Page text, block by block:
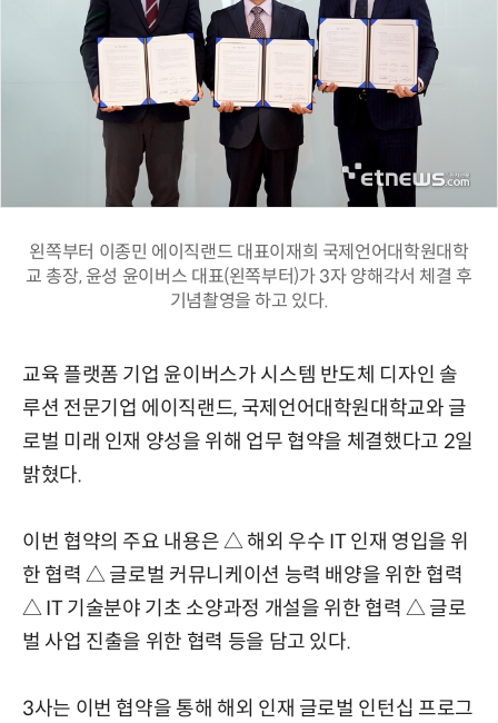
왼쪽부터 이종민 에이직랜드 대표이재희 국제언어대학원대학
교 총장, 윤성 윤이버스 대표(왼쪽부터)가 3자 양해각서 체결 후
기념촬영을 하고 있다.
교육 플랫폼 기업 윤이버스가 시스템 반도체 디자인 솔
루션 전문기업 에이직랜드, 국제언어대학원대학교와 글
로벌 미래 인재 양성을 위해 업무 협약을 체결했다고 2일
밝혔다.
이번 협약의 주요 내용은 △ 해외 우수 IT 인재 영입을 위
한 협력 △ 글로벌 커뮤니케이션 능력 배양을 위한 협력
△ IT 기술분야 기초 소양과정 개설을 위한 협력 △ 글로
벌 사업 진출을 위한 협력 등을 담고 있다.
3사는 이번 협약을 통해 해외 인재 글로벌 인턴십 프로그